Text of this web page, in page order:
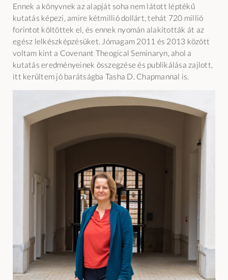
Ennek a könyvnek az alapját soha nem látott léptékű
kutatás képezi, amire kétmillió dollárt, tehát 720 millió
forintot költöttek el, és ennek nyomán alakították át az
egész lelkészképzésüket. Jómagam 2011 és 2013 között
voltam kint a Covenant Theogical Seminaryn, ahol a
kutatás eredményeinek összegzése és publikálása zajlott,
itt kerültem jó barátságba Tasha D. Chapmannal is.